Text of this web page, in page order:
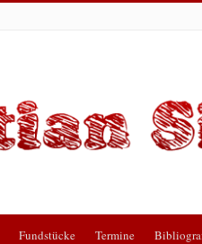
Fundstücke Termine